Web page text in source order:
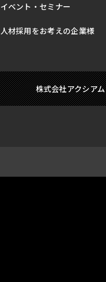
イベント・セミナー
人材採用をお考えの企業様
株式会社アクシアム